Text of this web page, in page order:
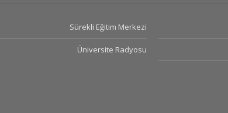
Sürekli Eğitim Merkezi
Üniversite Radyosu